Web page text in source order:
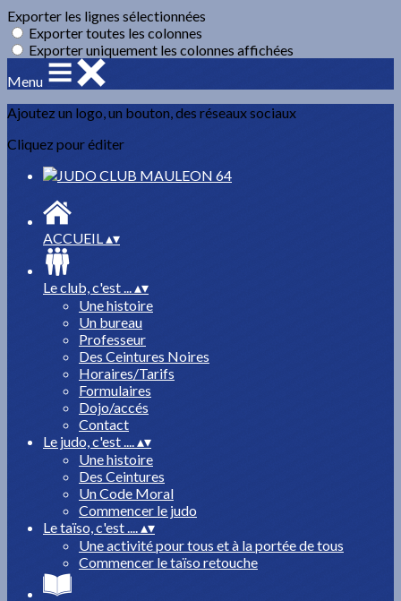
Exporter les lignes sélectionnées
Exporter toutes les colonnes
Exporter uniquement les colonnes affichées
Menu
Ajoutez un logo, un bouton, des réseaux sociaux
Cliquez pour éditer
ACCUEIL▴▾
Le club, c'est ...▴▾
Une histoire
Un bureau
Professeur
Des Ceintures Noires
Horaires/Tarifs
Formulaires
Dojo/accés
Contact
Le judo, c'est ....▴▾
Une histoire
Des Ceintures
Un Code Moral
Commencer le judo
Le taïso, c'est ....▴▾
Une activité pour tous et à la portée de tous
Commencer le taïso retouche